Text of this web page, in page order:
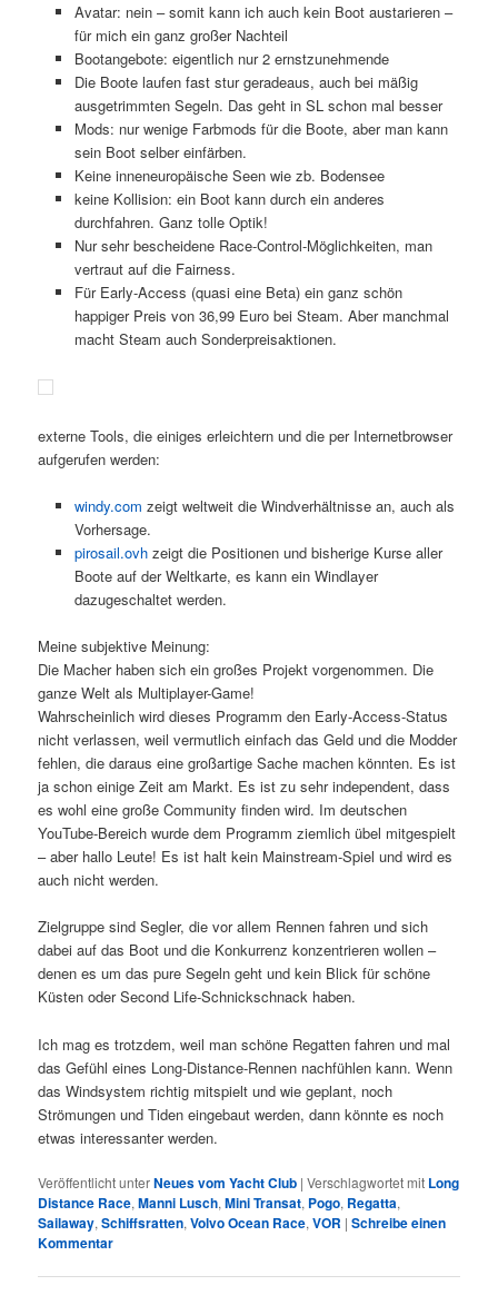
Avatar: nein – somit kann ich auch kein Boot austarieren –
für mich ein ganz großer Nachteil
Bootangebote: eigentlich nur 2 ernstzunehmende
Die Boote laufen fast stur geradeaus, auch bei mäßig
ausgetrimmten Segeln. Das geht in SL schon mal besser
Mods: nur wenige Farbmods für die Boote, aber man kann
sein Boot selber einfärben.
Keine inneneuropäische Seen wie zb. Bodensee
keine Kollision: ein Boot kann durch ein anderes
durchfahren. Ganz tolle Optik!
Nur sehr bescheidene Race-Control-Möglichkeiten, man
vertraut auf die Fairness.
Für Early-Access (quasi eine Beta) ein ganz schön
happiger Preis von 36,99 Euro bei Steam. Aber manchmal
macht Steam auch Sonderpreisaktionen.
externe Tools, die einiges erleichtern und die per Internetbrowser
aufgerufen werden:
windy.com zeigt weltweit die Windverhältnisse an, auch als
Vorhersage.
pirosail.ovhzeigt die Positionen und bisherige Kurse aller
Boote auf der Weltkarte, es kann ein Windlayer
dazugeschaltet werden.
Meine subjektive Meinung:
Die Macher haben sich ein großes Projekt vorgenommen. Die
ganze Welt als Multiplayer-Game!
Wahrscheinlich wird dieses Programm den Early-Access-Status
nicht verlassen, weil vermutlich einfach das Geld und die Modder
fehlen, die daraus eine großartige Sache machen könnten. Es ist
ja schon einige Zeit am Markt. Es ist zu sehr independent, dass
es wohl eine große Community finden wird. Im deutschen
YouTube-Bereich wurde dem Programm ziemlich übel mitgespielt
– aber hallo Leute! Es ist halt kein Mainstream-Spiel und wird es
auch nicht werden.
Zielgruppe sind Segler, die vor allem Rennen fahren und sich
dabei auf das Boot und die Konkurrenz konzentrieren wollen –
denen es um das pure Segeln geht und kein Blick für schöne
Küsten oder Second Life-Schnickschnack haben.
Ich mag es trotzdem, weil man schöne Regatten fahren und mal
das Gefühl eines Long-Distance-Rennen nachfühlen kann. Wenn
das Windsystem richtig mitspielt und wie geplant, noch
Strömungen und Tiden eingebaut werden, dann könnte es noch
etwas interessanter werden.
Veröffentlicht unterNeues vom Yacht Club |Verschlagwortet mit Long
Distance Race,Manni Lusch,Mini Transat, Pogo, Regatta,
Sailaway,Schiffsratten,Volvo Ocean Race,VOR |Schreibe einen
Kommentar